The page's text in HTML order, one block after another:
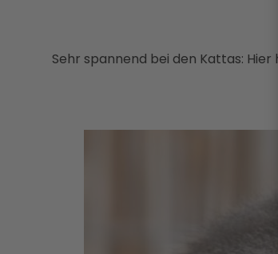
Sehr spannend bei den Kattas: